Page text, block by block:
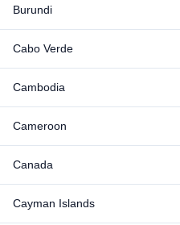
Burundi
Cabo Verde
Cambodia
Cameroon
Canada
Cayman Islands